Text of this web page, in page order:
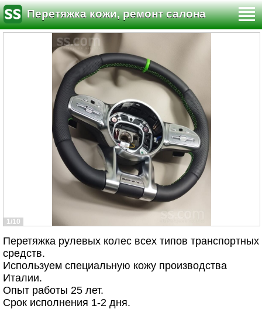
Перетяжка кожи, ремонт салона
1/10
Перетяжка рулевых колес всех типов транспортных
средств.
Используем специальную кожу производства
Италии.
Опыт работы 25 лет.
Срок исполнения 1-2 дня.